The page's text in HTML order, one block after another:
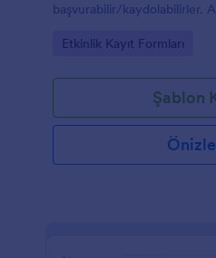
başvurabilir/kaydolabilirler.
adres ve akademik bilgiler/
formu arıyorsanız bu form
Go to Category:
Etkinlik Kayıt Formları
Şablon